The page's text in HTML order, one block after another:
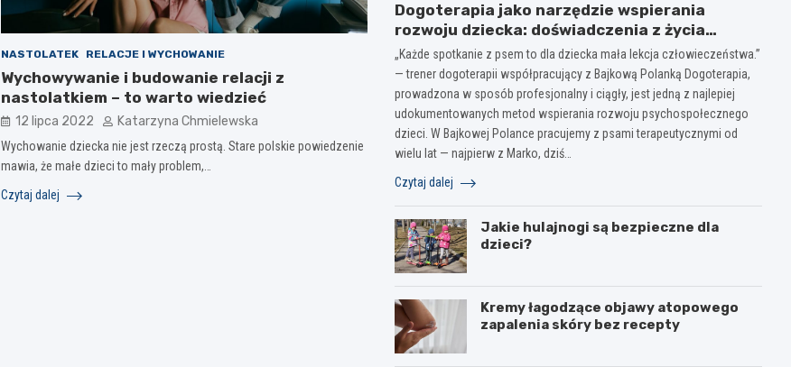
NASTOLATEK RELACJE I WYCHOWANIE
Wychowywanie i budowanie relacji z
nastolatkiem – to warto wiedzieć
12 lipca 2022 Katarzyna Chmielewska
Wychowanie dziecka nie jest rzeczą prostą. Stare polskie powiedzenie
mawia, że małe dzieci to mały problem,…
Czytaj dalej
Dogoterapia jako narzędzie wspierania
rozwoju dziecka: doświadczenia z życia
żłobka, przedszkola ma bazie wieloletniej
obserwacji
„Każde spotkanie z psem to dla dziecka mała lekcja człowieczeństwa.”
— trener dogoterapii współpracujący z Bajkową Polanką Dogoterapia,
prowadzona w sposób profesjonalny i ciągły, jest jedną z najlepiej
udokumentowanych metod wspierania rozwoju psychospołecznego
dzieci. W Bajkowej Polance pracujemy z psami terapeutycznymi od
wielu lat — najpierw z Marko, dziś…
Czytaj dalej
Jakie hulajnogi są bezpieczne dla
dzieci?
Kremy łagodzące objawy atopowego
zapalenia skóry bez recepty